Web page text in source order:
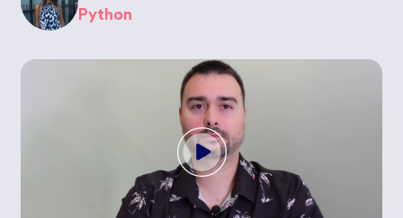
Python